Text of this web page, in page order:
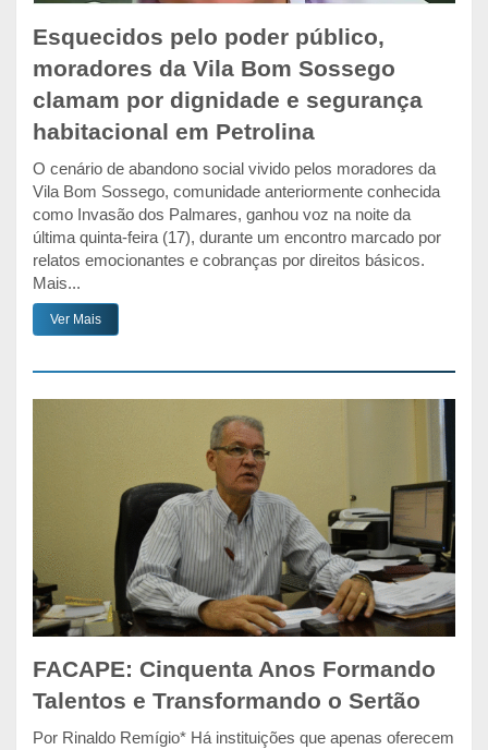
Esquecidos pelo poder público,
moradores da Vila Bom Sossego
clamam por dignidade e segurança
habitacional em Petrolina
O cenário de abandono social vivido pelos moradores da
Vila Bom Sossego, comunidade anteriormente conhecida
como Invasão dos Palmares, ganhou voz na noite da
última quinta-feira (17), durante um encontro marcado por
relatos emocionantes e cobranças por direitos básicos.
Mais...
Ver Mais
FACAPE: Cinquenta Anos Formando
Talentos e Transformando o Sertão
Por Rinaldo Remígio* Há instituições que apenas oferecem